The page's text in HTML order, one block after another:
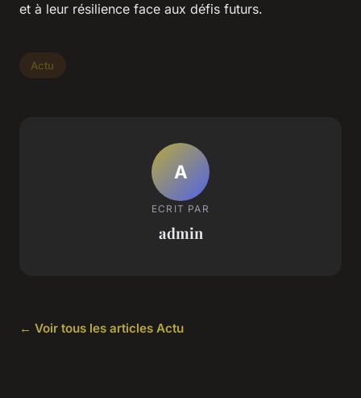
et à leur résilience face aux défis futurs.
Actu
A
ECRIT PAR
admin
← Voir tous les articles Actu